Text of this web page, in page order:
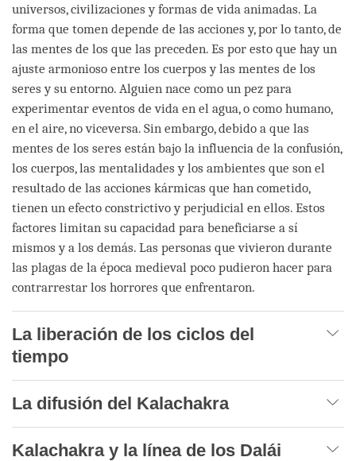
universos, civilizaciones y formas de vida animadas. La
forma que tomen depende de las acciones y, por lo tanto, de
las mentes de los que las preceden. Es por esto que hay un
ajuste armonioso entre los cuerpos y las mentes de los
seres y su entorno. Alguien nace como un pez para
experimentar eventos de vida en el agua, o como humano,
en el aire, no viceversa. Sin embargo, debido a que las
mentes de los seres están bajo la influencia de la confusión,
los cuerpos, las mentalidades y los ambientes que son el
resultado de las acciones kármicas que han cometido,
tienen un efecto constrictivo y perjudicial en ellos. Estos
factores limitan su capacidad para beneficiarse a sí
mismos y a los demás. Las personas que vivieron durante
las plagas de la época medieval poco pudieron hacer para
contrarrestar los horrores que enfrentaron.
La liberación de los ciclos del
tiempo
La difusión del Kalachakra
Kalachakra y la línea de los Dalái